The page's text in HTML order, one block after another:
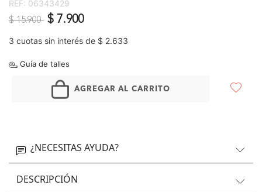
REF: 06343429
Precio reducido de
$ 15.900 a$ 7.900
3 cuotas sin interés de $ 2.633
Guía de talles
AGREGAR AL CARRITO
¿NECESITAS AYUDA?
DESCRIPCIÓN